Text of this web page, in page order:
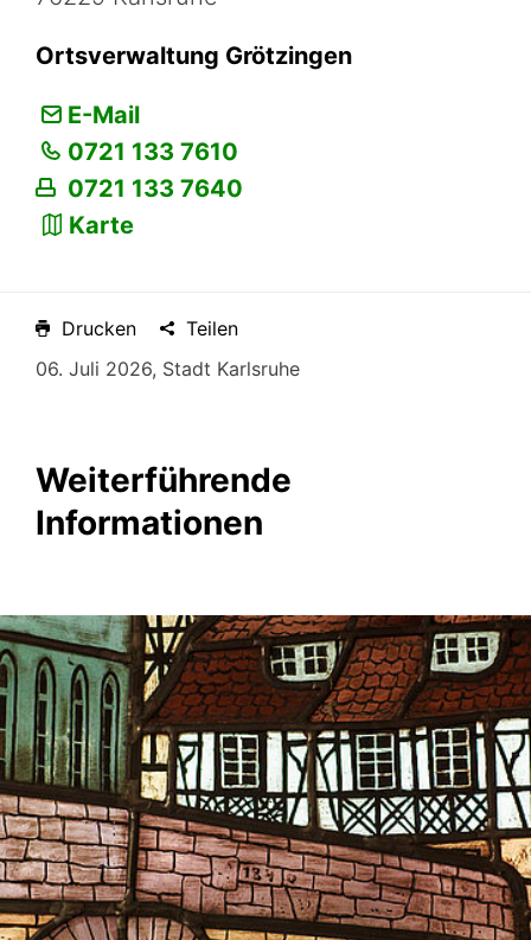
Ortsverwaltung Grötzingen
E-Mail
0721 133 7610
0721 133 7640
Karte
Drucken
Teilen
06. Juli 2026, Stadt Karlsruhe
Weiterführende
Informationen